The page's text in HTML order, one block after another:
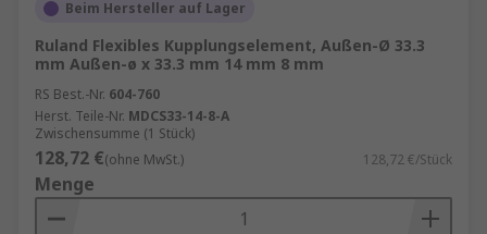
Beim Hersteller auf Lager
Ruland Flexibles Kupplungselement, Außen-Ø 33.3
mm Außen-ø x 33.3 mm 14 mm 8 mm
RS Best.-Nr. 604-760
Herst. Teile-Nr. MDCS33-14-8-A
Zwischensumme (1 Stück)
128,72 €(ohne MwSt.) 128,72 €/Stück
Menge